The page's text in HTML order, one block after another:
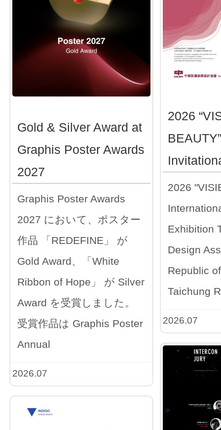
2026
2026
Exhibition
Design
Republic
Taichung
2026.07
Gold & Silver Award at
Graphis Poster Awards
2027
Graphis Poster Awards
2027 において、ポスター
作品 「REDEFINE」 が
Gold Award、「White
Ribbon of Hope」 が Silver
Award を受賞しました。
受賞作品は Graphis Poster
Annual
2026.07